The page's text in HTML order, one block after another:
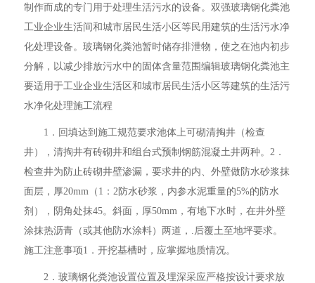
制作而成的专门用于处理生活污水的设备。双强玻璃钢化粪池
工业企业生活间和城市居民生活小区等民用建筑的生活污水净
化处理设备。玻璃钢化粪池暂时储存排泄物，使之在池内初步
分解，以减少排放污水中的固体含量范围编辑玻璃钢化粪池主
要适用于工业企业生活区和城市居民生活小区等建筑的生活污
水净化处理施工流程
1．回填达到施工规范要求池体上可砌清掏井（检查
井），清掏井有砖砌井和组台式预制钢筋混凝土井两种。2．
检查井为防止砖砌井壁渗漏，要求井的内、外壁做防水砂浆抹
面层，厚20mm（1：2防水砂浆，内参水泥重量的5%的防水
剂），阴角处抹45。斜面，厚50mm，有地下水时，在井外壁
涂抹热沥青（或其他防水涂料）两道，.后覆土至地坪要求。
施工注意事项1．开挖基槽时，应掌握地质情况。
2．玻璃钢化粪池设置位置及埋深采应严格按设计要求放